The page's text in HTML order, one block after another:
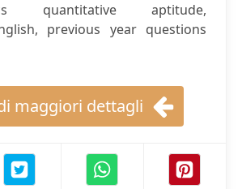
quantitative aptitude,
previous year questions
maggiori dettagli